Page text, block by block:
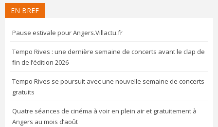
EN BREF
Pause estivale pour Angers.Villactu.fr
Tempo Rives : une dernière semaine de concerts avant le clap de
fin de l’édition 2026
Tempo Rives se poursuit avec une nouvelle semaine de concerts
gratuits
Quatre séances de cinéma à voir en plein air et gratuitement à
Angers au mois d’août